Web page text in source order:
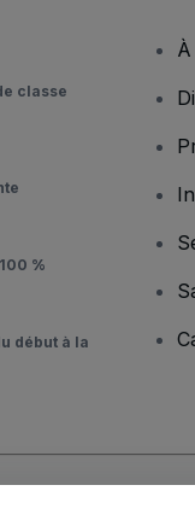
classe
%
début à la